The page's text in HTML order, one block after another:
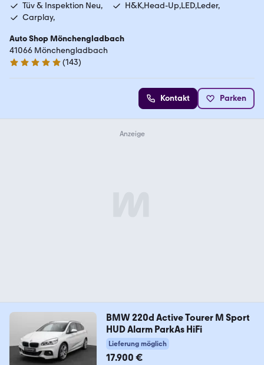
Tüv & Inspektion Neu,
H&K,Head-Up,LED,Leder,
Carplay,
Auto Shop Mönchengladbach
41066 Mönchengladbach
4.9 Sterne
(143)
Kontakt Parken
BMW 220d Active Tourer M Sport
HUD Alarm ParkAs HiFi
Lieferung möglich
17.900 €